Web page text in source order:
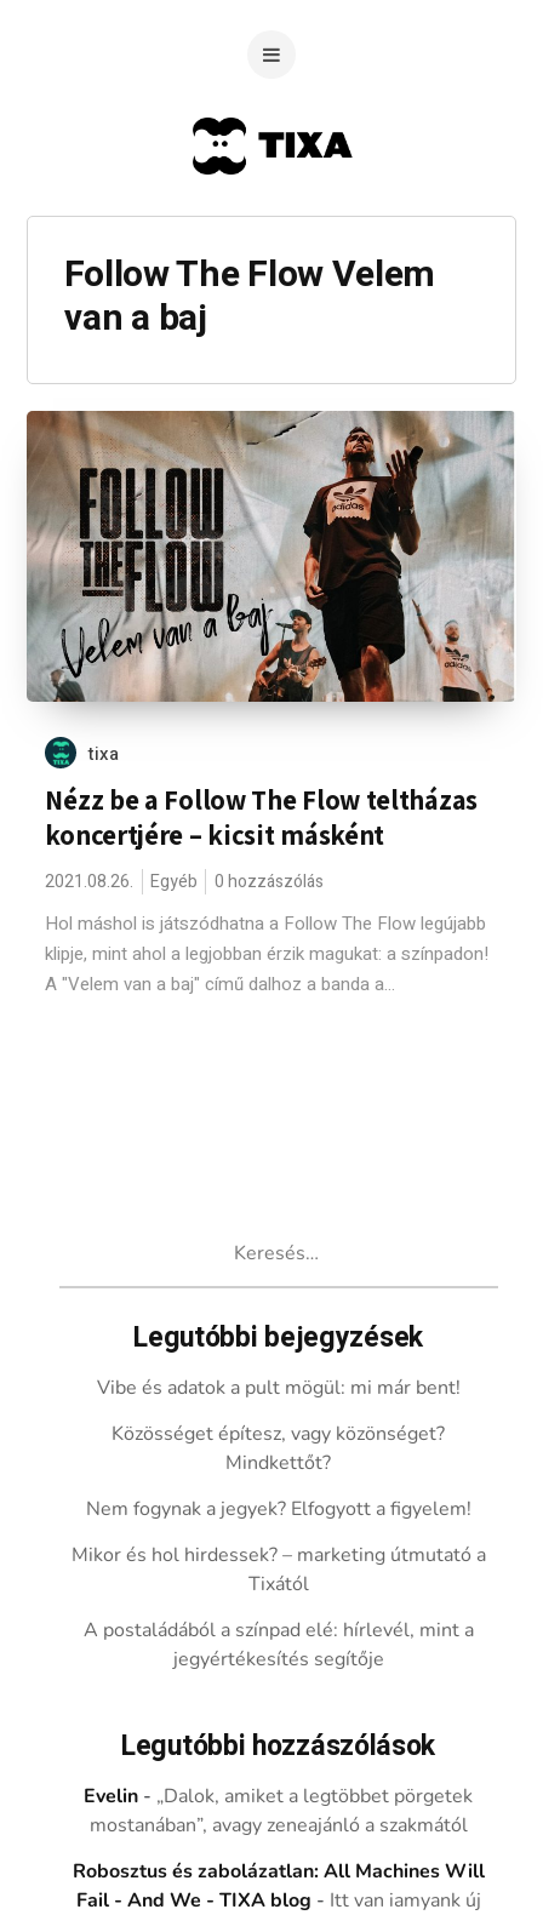
Follow The Flow Velem
van a baj
tixa
Nézz be a Follow The Flow teltházas
koncertjére – kicsit másként
2021.08.26. Egyéb 0 hozzászólás
Hol máshol is játszódhatna a Follow The Flow legújabb
klipje, mint ahol a legjobban érzik magukat: a színpadon!
A "Velem van a baj" című dalhoz a banda a...
Legutóbbi bejegyzések
Vibe és adatok a pult mögül: mi már bent!
Közösséget építesz, vagy közönséget?
Mindkettőt?
Nem fogynak a jegyek? Elfogyott a figyelem!
Mikor és hol hirdessek? – marketing útmutató a
Tixától
A postaládából a színpad elé: hírlevél, mint a
jegyértékesítés segítője
Legutóbbi hozzászólások
Evelin - „Dalok, amiket a legtöbbet pörgetek
mostanában”, avagy zeneajánló a szakmától
Robosztus és zabolázatlan: All Machines Will
Fail - And We - TIXA blog - Itt van iamyank új